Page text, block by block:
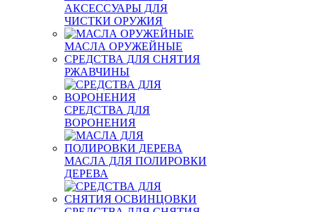
АКСЕССУАРЫ ДЛЯ
ЧИСТКИ ОРУЖИЯ
МАСЛА ОРУЖЕЙНЫЕ
СРЕДСТВА ДЛЯ СНЯТИЯ
РЖАВЧИНЫ
СРЕДСТВА ДЛЯ
ВОРОНЕНИЯ
МАСЛА ДЛЯ ПОЛИРОВКИ
ДЕРЕВА